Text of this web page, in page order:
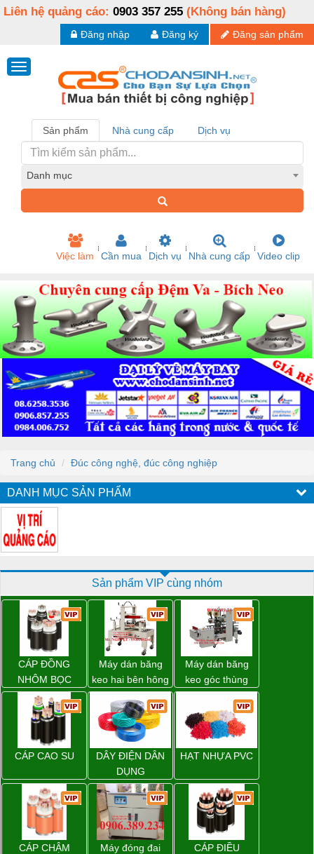
Liên hệ quảng cáo: 0903 357 255 (Không bán hàng)
Đăng sản phẩm
Đăng ký
Đăng nhập
Sản phẩm Nhà cung cấp Dịch vụ
Danh mục
Việc làm Cần mua Dịch vụ Nhà cung cấp Video clip
Trang chủ Đúc công nghệ, đúc công nghiệp
DANH MỤC SẢN PHẨM
Sản phẩm VIP cùng nhóm
CÁP ĐỒNG
NHÔM BỌC
Máy dán băng
keo hai bên hông
thùng carton
WP-5050SA giá
rẻ Miền Nam
Máy dán băng
keo góc thùng
carton giá tốt
Đồng Nai
CÁP CAO SU
DÂY ĐIỆN DÂN
DỤNG
HẠT NHỰA PVC
CÁP CHẬM
Máy đóng đai
CÁP ĐIỀU